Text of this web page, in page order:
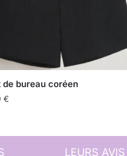
de bureau coréen
€
LEURS AVIS